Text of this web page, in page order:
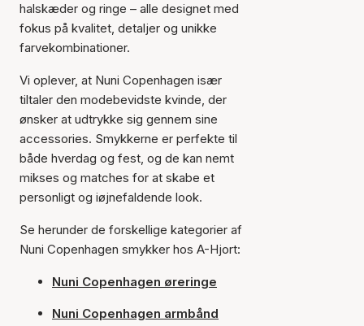
halskæder og ringe – alle designet med
fokus på kvalitet, detaljer og unikke
farvekombinationer.
Vi oplever, at Nuni Copenhagen især
tiltaler den modebevidste kvinde, der
ønsker at udtrykke sig gennem sine
accessories. Smykkerne er perfekte til
både hverdag og fest, og de kan nemt
mikses og matches for at skabe et
personligt og iøjnefaldende look.
Se herunder de forskellige kategorier af
Nuni Copenhagen smykker hos A-Hjort:
Nuni Copenhagen øreringe
Nuni Copenhagen armbånd